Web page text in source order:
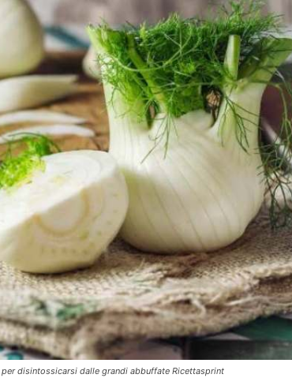
disintossicarsi dalle grandi abbuffate Ricettasprint